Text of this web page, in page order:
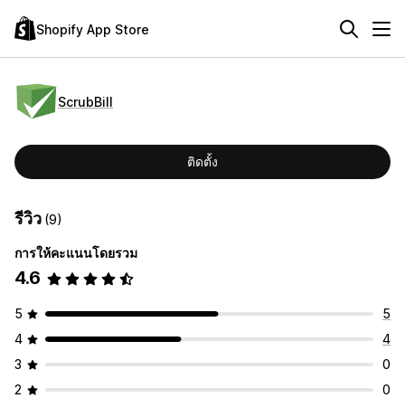
Shopify App Store
ScrubBill
ติดตั้ง
รีวิว (9)
การให้คะแนนโดยรวม
4.6
5
5
4
4
3
0
2
0